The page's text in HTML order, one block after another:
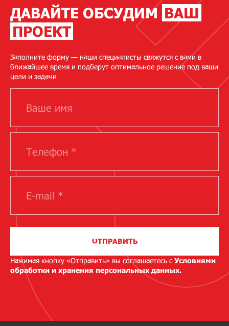
ДАВАЙТЕ ОБСУДИМ ВАШ
ПРОЕКТ
Заполните форму — наши специалисты свяжутся с вами в
ближайшее время и подберут оптимальное решение под ваши
цели и задачи
ОТПРАВИТЬ
Нажимая кнопку «Отправить» вы соглашаетесь сУсловиями
обработки и хранения персональных данных.